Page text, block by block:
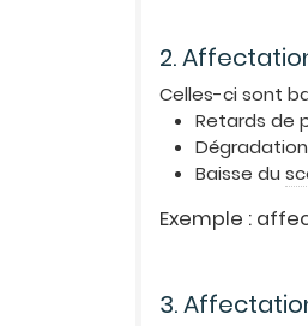
2.
Celles-ci sont
Retards de
Baisse du
Exemple :
3.